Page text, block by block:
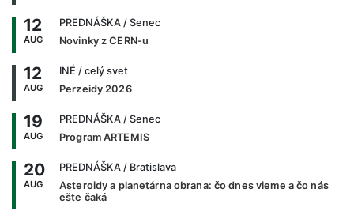
12
AUG
PREDNÁŠKA / Senec
Novinky z CERN-u
12
AUG
INÉ / celý svet
Perzeidy 2026
19
AUG
PREDNÁŠKA / Senec
Program ARTEMIS
20
AUG
PREDNÁŠKA / Bratislava
Asteroidy a planetárna obrana: čo dnes vieme a čo nás
ešte čaká